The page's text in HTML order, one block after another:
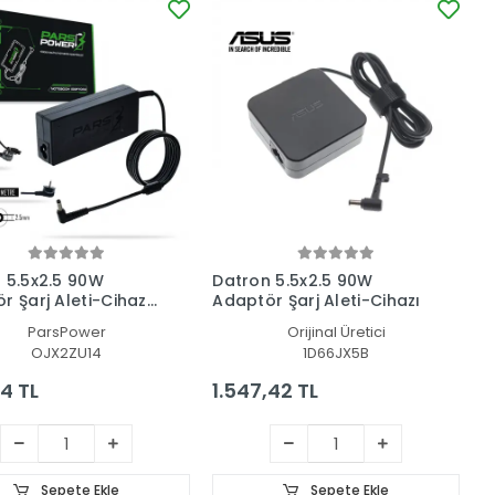
90W
Şarj Aleti-Cihazı
ParsPower
OJX2ZU14
TL
Sepete Ekle
Datron 5.5x2.5 90W
Adaptör Şarj Aleti-Cihazı
Orijinal Üretici
1D66JX5B
1.547,42 TL
Sepete Ekle